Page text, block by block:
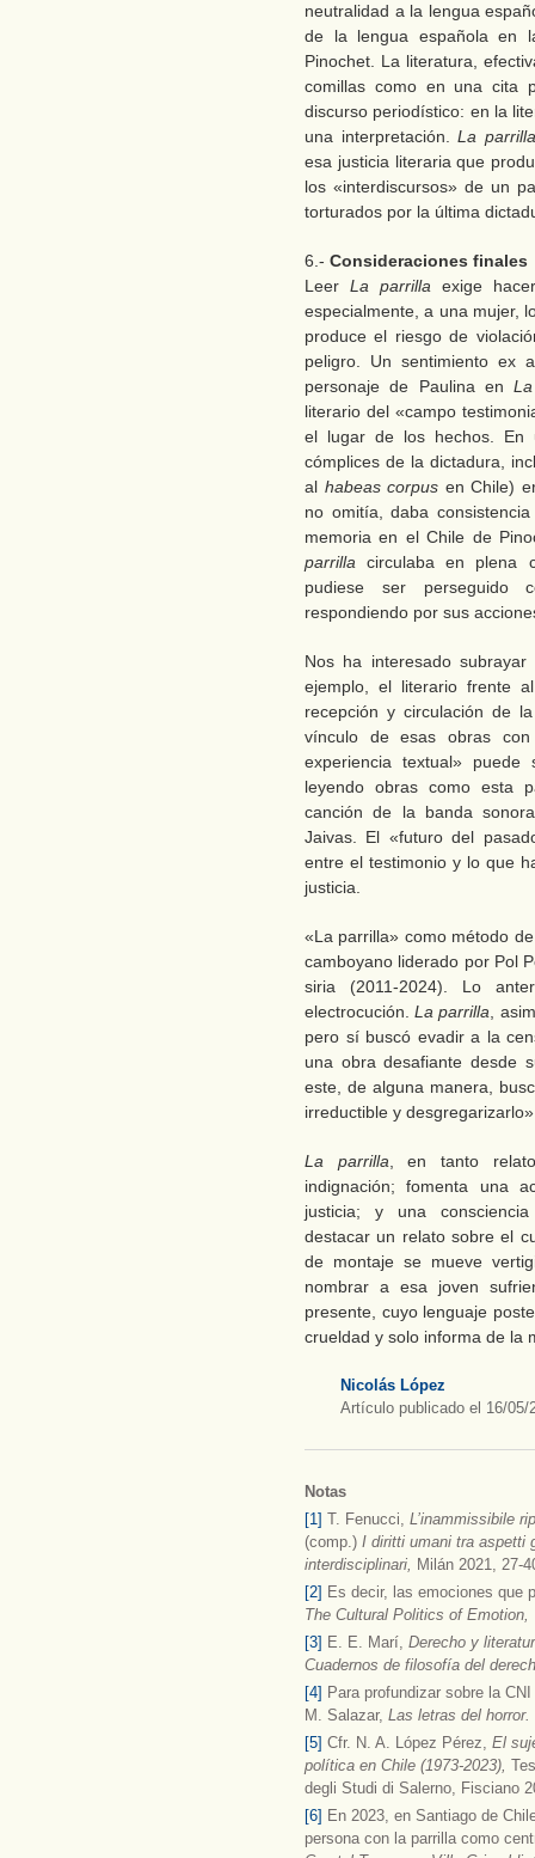
neutralidad a la lengua
de la lengua española en
Pinochet. La literatura,
comillas como en una cita
discurso periodístico: en la
una interpretación. La
esa justicia literaria que
los «interdiscursos» de un
torturados por la última
6.- Consideraciones finales
LeerLa parrilla exige
especialmente, a una mujer,
produce el riesgo de
peligro. Un sentimiento ex
personaje de Paulina en
literario del «campo
el lugar de los hechos. En
cómplices de la dictadura,
al habeas corpus en Chile)
no omitía, daba
memoria en el Chile de
parrillacirculaba en plena
pudiese ser perseguido
respondiendo por sus
Nos ha interesado
ejemplo, el literario frente
recepción y circulación de
vínculo de esas obras
experiencia textual»
leyendo obras como esta
canción de la banda
Jaivas. El «futuro del
entre el testimonio y lo que
justicia.
«La parrilla» como método
camboyano liderado por Pol
siria (2011-2024). Lo
electrocución.La parrilla ,
pero sí buscó evadir a la
una obra desafiante desde
este, de alguna manera,
irreductible y desgregarizarlo»
La parrilla , en tanto
indignación; fomenta una
justicia; y una
destacar un relato sobre el
de montaje se mueve
nombrar a esa joven
presente, cuyo lenguaje
crueldad y solo informa de la
Nicolás López
Artículo publicado el 16/05/
Notas
[1] T. Fenucci, L’inammissibile
(comp.) I diritti umani tra aspetti
interdisciplinari, Milán 2021, 27-
[2] Es decir, las emociones que
The Cultural Politics of Emotion,
[3] E. E. Marí, Derecho y
Cuadernos de filosofía del
[4] Para profundizar sobre la
M. Salazar, Las letras del horror.
[5] Cfr. N. A. López Pérez, El
política en Chile (1973-2023),
degli Studi di Salerno, Fisciano
[6] En 2023, en Santiago de
persona con la parrilla como